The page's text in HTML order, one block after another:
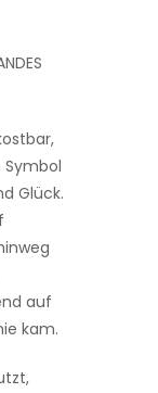
Glück.
auf
kam.